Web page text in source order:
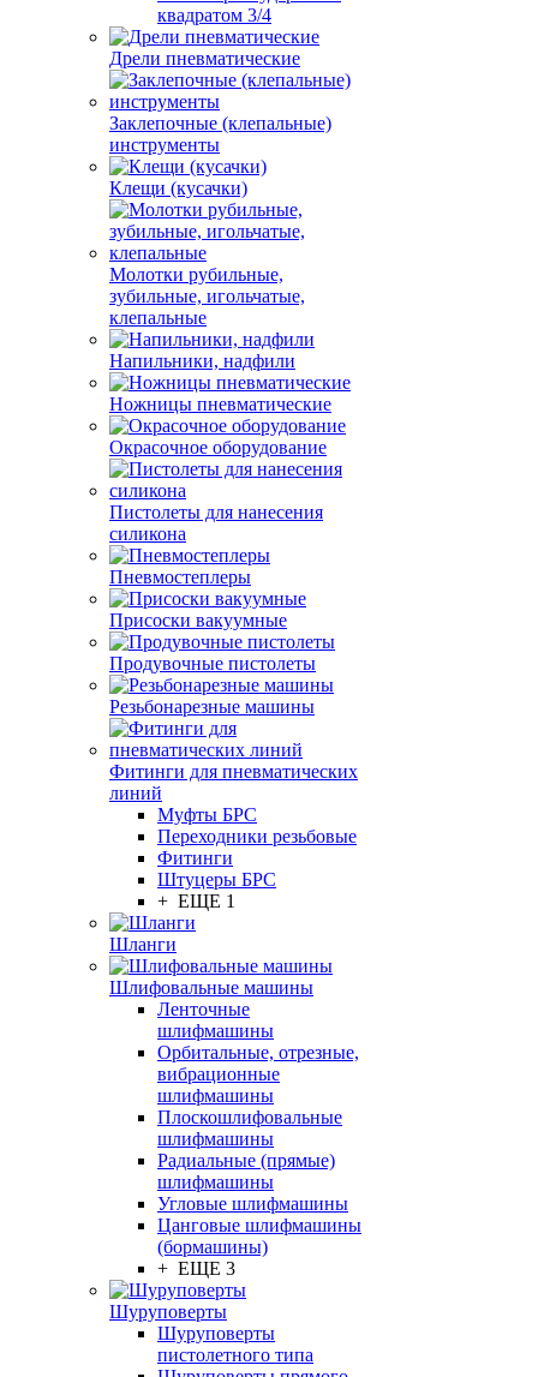
квадратом 3/4
Дрели пневматические
Заклепочные (клепальные)
инструменты
Клещи (кусачки)
Молотки рубильные,
зубильные, игольчатые,
клепальные
Напильники, надфили
Ножницы пневматические
Окрасочное оборудование
Пистолеты для нанесения
силикона
Пневмостеплеры
Присоски вакуумные
Продувочные пистолеты
Резьбонарезные машины
Фитинги для пневматических
линий
Муфты БРС
Переходники резьбовые
Фитинги
Штуцеры БРС
+ ЕЩЕ 1
Шланги
Шлифовальные машины
Ленточные
шлифмашины
Орбитальные, отрезные,
вибрационные
шлифмашины
Плоскошлифовальные
шлифмашины
Радиальные (прямые)
шлифмашины
Угловые шлифмашины
Цанговые шлифмашины
(бормашины)
+ ЕЩЕ 3
Шуруповерты
Шуруповерты
пистолетного типа